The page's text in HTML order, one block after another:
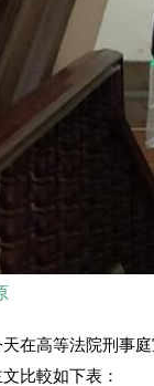
在高等法院刑事
比較如下表：